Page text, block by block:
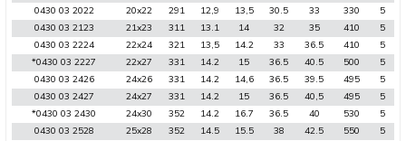
0430 03 2022
20x22 291 12,9 13,5 30.5 33 330
5
0430 03 2123
21x23 311 13.1 14 32 35 410
5
0430 03 2224
22x24 321 13,5 14.2 33 36.5 410
5
*0430 03 2227
22x27 331 14.2 15 36.5 40.5 500
5
0430 03 2426
24x26 331 14.2 14,6 36.5 39.5 495
5
0430 03 2427
24x27 331 14.2 15 36.5 40,5 495
5
*0430 03 2430
24x30 352 14.2 16.7 36.5 40 530
5
0430 03 2528
25x28 352 14.5 15.5 38 42.5 550
5